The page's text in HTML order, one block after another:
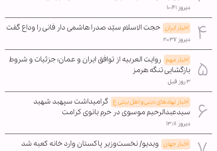
دیروز ۱۰:۴۱
اخبار ایران حجت الاسلام سیّد صدرا هاشمی دار فانی را وداع گفت
دیروز ۲۰:۳۷
اخبار مهم روایت العربیه از توافق ایران و عمان؛ جزئیات و شروط
بازگشایی تنگه هرمز
۳ روز قبل
اخبار نهادهای دینی و اهل بیتی ع گرامیداشت سپهبد شهید
سیدعبدالرحیم موسوی در حرم بانوی کرامت
دیروز ۱۳:۱۱
اخبار جهان ویدیو/ نخست‌وزیر پاکستان وارد خانه کعبه شد